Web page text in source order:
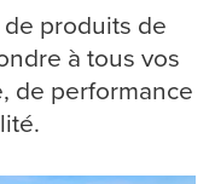
produits de
à tous vos
de performance